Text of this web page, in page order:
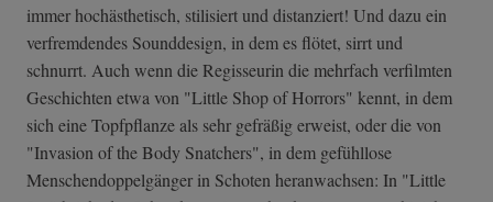
immer hochästhetisch, stilisiert und distanziert! Und dazu ein
verfremdendes Sounddesign, in dem es flötet, sirrt und
schnurrt. Auch wenn die Regisseurin die mehrfach verfilmten
Geschichten etwa von "Little Shop of Horrors" kennt, in dem
sich eine Topfpflanze als sehr gefräßig erweist, oder die von
"Invasion of the Body Snatchers", in dem gefühllose
Menschendoppelgänger in Schoten heranwachsen: In "Little